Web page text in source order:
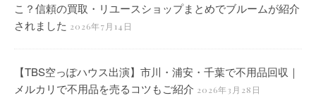
こ？信頼の買取・リユースショップまとめでブルームが紹介
されました 2026年7月14日
【TBS空っぽハウス出演】市川・浦安・千葉で不用品回収｜
メルカリで不用品を売るコツもご紹介 2026年3月28日